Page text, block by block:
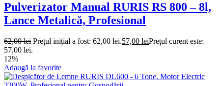
Pulverizator Manual RURIS RS 800 – 8l,
Lance Metalică, Profesional
62,00lei Prețul inițial a fost: 62,00 lei.57,00 leiPrețul curent este:
57,00 lei.
12%
Adaugă la favorite